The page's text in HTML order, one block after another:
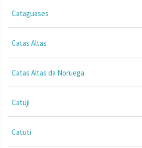
Cataguases
Catas Altas
Catas Altas da Noruega
Catuji
Catuti